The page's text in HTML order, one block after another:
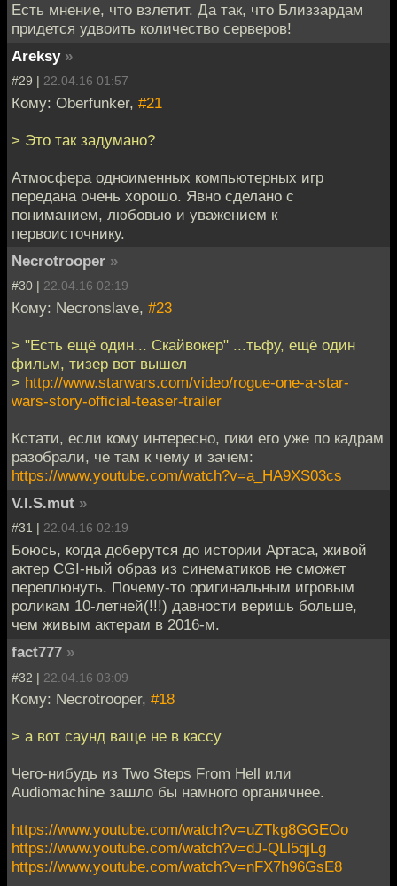
Есть мнение, что взлетит. Да так, что Близзардам
придется удвоить количество серверов!
Areksy »
#29 | 22.04.16 01:57
Кому: Oberfunker, #21
> Это так задумано?
Атмосфера одноименных компьютерных игр
передана очень хорошо. Явно сделано с
пониманием, любовью и уважением к
первоисточнику.
Necrotrooper »
#30 | 22.04.16 02:19
Кому: Necronslave, #23
> "Есть ещё один... Скайвокер" ...тьфу, ещё один
фильм, тизер вот вышел
> http://www.starwars.com/video/rogue-one-a-star-
wars-story-official-teaser-trailer
Кстати, если кому интересно, гики его уже по кадрам
разобрали, че там к чему и зачем:
https://www.youtube.com/watch?v=a_HA9XS03cs
V.I.S.mut »
#31 | 22.04.16 02:19
Боюсь, когда доберутся до истории Артаса, живой
актер CGI-ный образ из синематиков не сможет
переплюнуть. Почему-то оригинальным игровым
роликам 10-летней(!!!) давности веришь больше,
чем живым актерам в 2016-м.
fact777 »
#32 | 22.04.16 03:09
Кому: Necrotrooper, #18
> а вот саунд ваще не в кассу
Чего-нибудь из Two Steps From Hell или
Audiomachine зашло бы намного органичнее.
https://www.youtube.com/watch?v=uZTkg8GGEOo
https://www.youtube.com/watch?v=dJ-QLl5qjLg
https://www.youtube.com/watch?v=nFX7h96GsE8